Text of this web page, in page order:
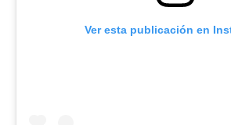
Ver esta publicación en